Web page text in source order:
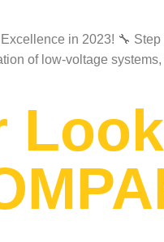
in 2023! 🔧
of low-voltage